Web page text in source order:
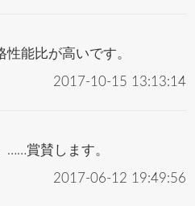
能比が高いです。
2017-10-15 13:13:14
……賞賛します。
2017-06-12 19:49:56